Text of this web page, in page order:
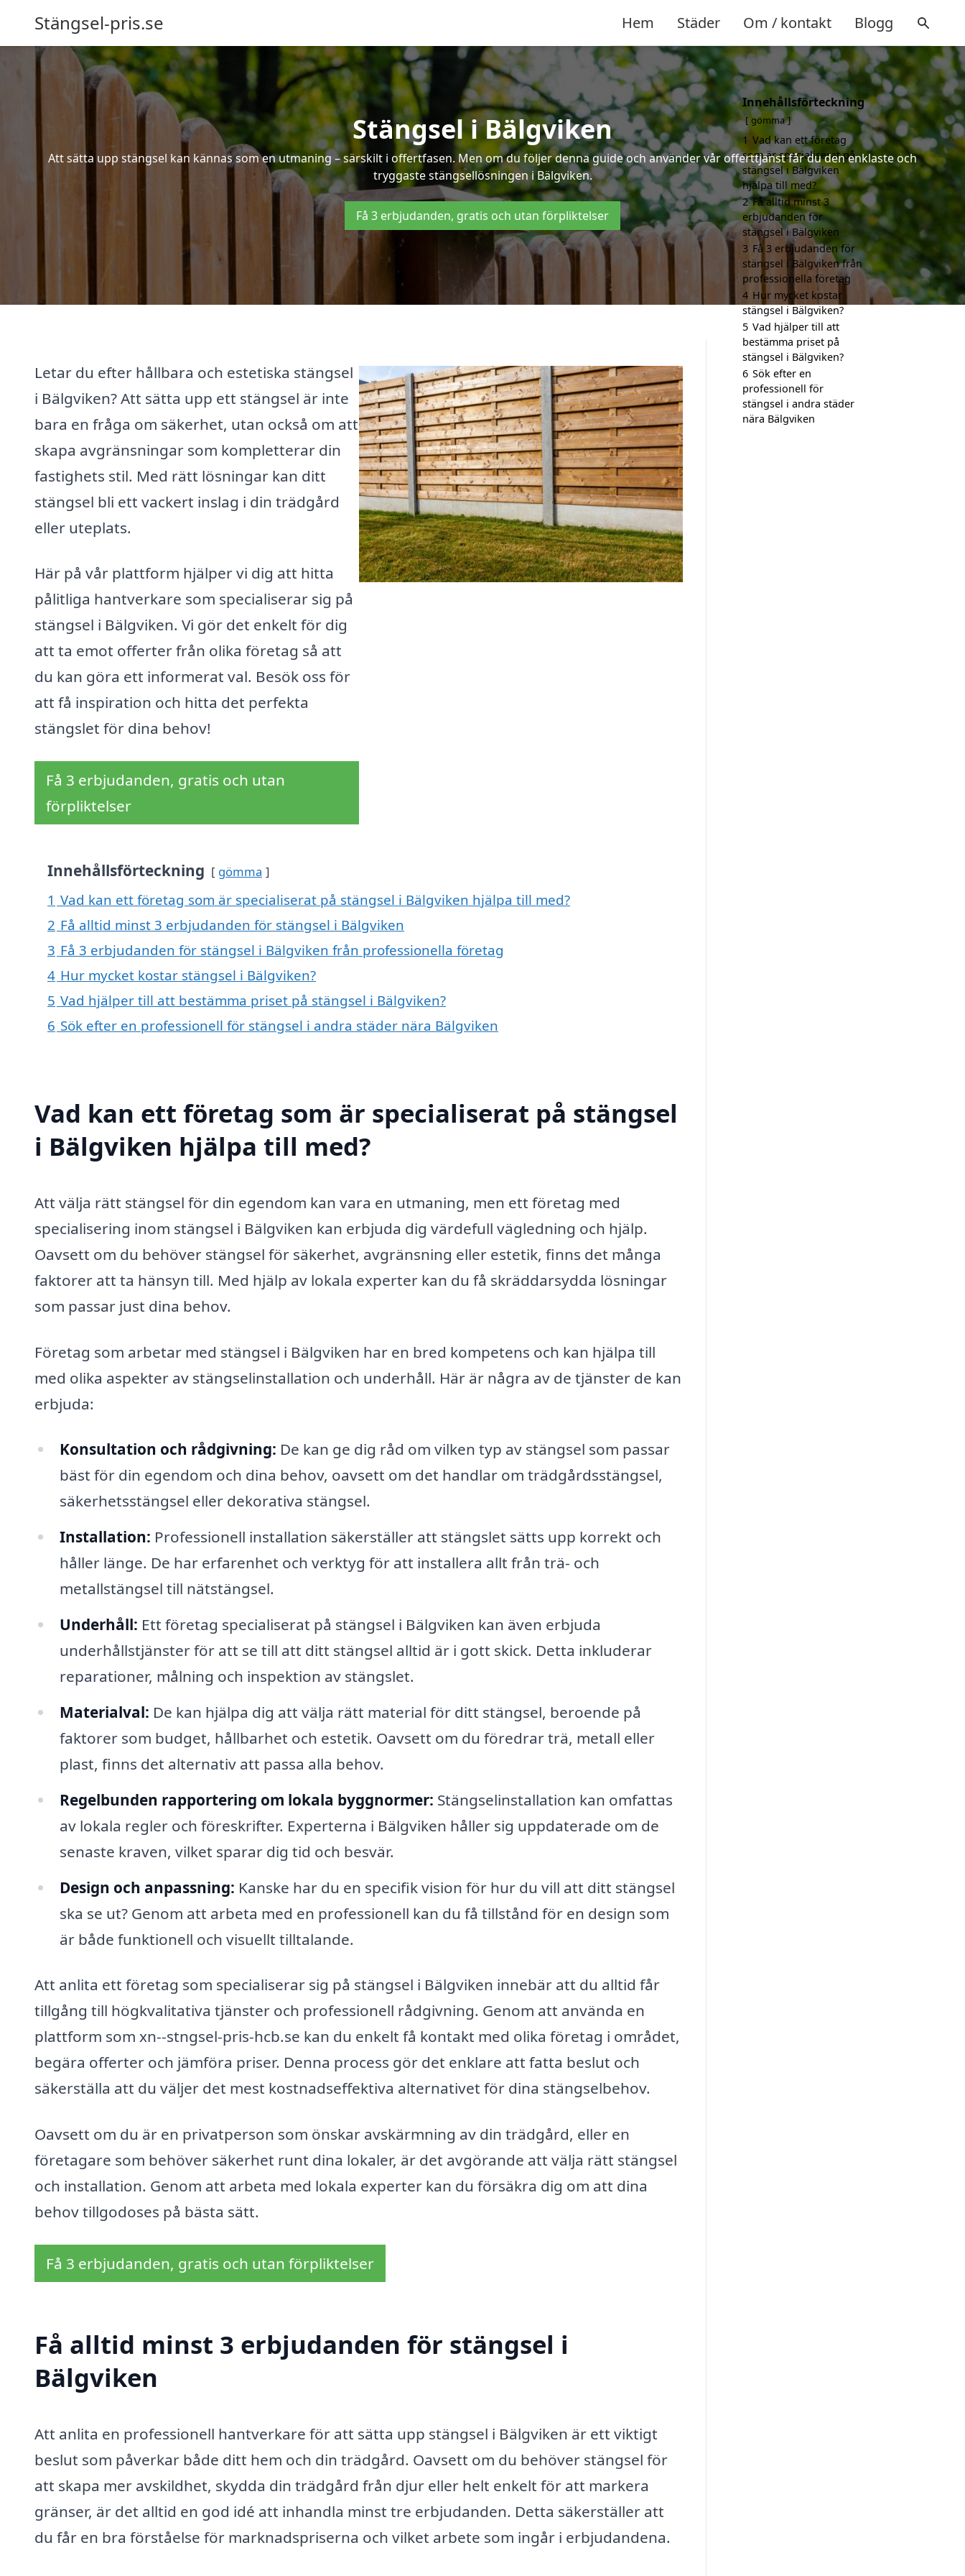
Stängsel-pris.se Hem Städer Om / kontakt Blogg
Stängsel i Bälgviken
Att sätta upp stängsel kan kännas som en utmaning – särskilt i offertfasen. Men om du följer denna guide och använder vår offerttjänst får du den enklaste och
tryggaste stängsellösningen i Bälgviken.
Få 3 erbjudanden, gratis och utan förpliktelser
Letar du efter hållbara och estetiska stängsel
i Bälgviken? Att sätta upp ett stängsel är inte
bara en fråga om säkerhet, utan också om att
skapa avgränsningar som kompletterar din
fastighets stil. Med rätt lösningar kan ditt
stängsel bli ett vackert inslag i din trädgård
eller uteplats.
Här på vår plattform hjälper vi dig att hitta
pålitliga hantverkare som specialiserar sig på
stängsel i Bälgviken. Vi gör det enkelt för dig
att ta emot offerter från olika företag så att
du kan göra ett informerat val. Besök oss för
att få inspiration och hitta det perfekta
stängslet för dina behov!
Få 3 erbjudanden, gratis och utan
förpliktelser
Innehållsförteckning gömma
1 Vad kan ett företag som är specialiserat på stängsel i Bälgviken hjälpa till med?
2 Få alltid minst 3 erbjudanden för stängsel i Bälgviken
3 Få 3 erbjudanden för stängsel i Bälgviken från professionella företag
4 Hur mycket kostar stängsel i Bälgviken?
5 Vad hjälper till att bestämma priset på stängsel i Bälgviken?
6 Sök efter en professionell för stängsel i andra städer nära Bälgviken
Vad kan ett företag som är specialiserat på stängsel
i Bälgviken hjälpa till med?
Att välja rätt stängsel för din egendom kan vara en utmaning, men ett företag med
specialisering inom stängsel i Bälgviken kan erbjuda dig värdefull vägledning och hjälp.
Oavsett om du behöver stängsel för säkerhet, avgränsning eller estetik, finns det många
faktorer att ta hänsyn till. Med hjälp av lokala experter kan du få skräddarsydda lösningar
som passar just dina behov.
Företag som arbetar med stängsel i Bälgviken har en bred kompetens och kan hjälpa till
med olika aspekter av stängselinstallation och underhåll. Här är några av de tjänster de kan
erbjuda:
Konsultation och rådgivning: De kan ge dig råd om vilken typ av stängsel som passar
bäst för din egendom och dina behov, oavsett om det handlar om trädgårdsstängsel,
säkerhetsstängsel eller dekorativa stängsel.
Installation: Professionell installation säkerställer att stängslet sätts upp korrekt och
håller länge. De har erfarenhet och verktyg för att installera allt från trä- och
metallstängsel till nätstängsel.
Underhåll: Ett företag specialiserat på stängsel i Bälgviken kan även erbjuda
underhållstjänster för att se till att ditt stängsel alltid är i gott skick. Detta inkluderar
reparationer, målning och inspektion av stängslet.
Materialval: De kan hjälpa dig att välja rätt material för ditt stängsel, beroende på
faktorer som budget, hållbarhet och estetik. Oavsett om du föredrar trä, metall eller
plast, finns det alternativ att passa alla behov.
Regelbunden rapportering om lokala byggnormer: Stängselinstallation kan omfattas
av lokala regler och föreskrifter. Experterna i Bälgviken håller sig uppdaterade om de
senaste kraven, vilket sparar dig tid och besvär.
Design och anpassning: Kanske har du en specifik vision för hur du vill att ditt stängsel
ska se ut? Genom att arbeta med en professionell kan du få tillstånd för en design som
är både funktionell och visuellt tilltalande.
Att anlita ett företag som specialiserar sig på stängsel i Bälgviken innebär att du alltid får
tillgång till högkvalitativa tjänster och professionell rådgivning. Genom att använda en
plattform som xn--stngsel-pris-hcb.se kan du enkelt få kontakt med olika företag i området,
begära offerter och jämföra priser. Denna process gör det enklare att fatta beslut och
säkerställa att du väljer det mest kostnadseffektiva alternativet för dina stängselbehov.
Oavsett om du är en privatperson som önskar avskärmning av din trädgård, eller en
företagare som behöver säkerhet runt dina lokaler, är det avgörande att välja rätt stängsel
och installation. Genom att arbeta med lokala experter kan du försäkra dig om att dina
behov tillgodoses på bästa sätt.
Få 3 erbjudanden, gratis och utan förpliktelser
Få alltid minst 3 erbjudanden för stängsel i
Bälgviken
Att anlita en professionell hantverkare för att sätta upp stängsel i Bälgviken är ett viktigt
beslut som påverkar både ditt hem och din trädgård. Oavsett om du behöver stängsel för
att skapa mer avskildhet, skydda din trädgård från djur eller helt enkelt för att markera
gränser, är det alltid en god idé att inhandla minst tre erbjudanden. Detta säkerställer att
du får en bra förståelse för marknadspriserna och vilket arbete som ingår i erbjudandena.
Innehållsförteckning
gömma
1 Vad kan ett företag
som är specialiserat på
stängsel i Bälgviken
hjälpa till med?
2 Få alltid minst 3
erbjudanden för
stängsel i Bälgviken
3 Få 3 erbjudanden för
stängsel i Bälgviken från
professionella företag
4 Hur mycket kostar
stängsel i Bälgviken?
5 Vad hjälper till att
bestämma priset på
stängsel i Bälgviken?
6 Sök efter en
professionell för
stängsel i andra städer
nära Bälgviken